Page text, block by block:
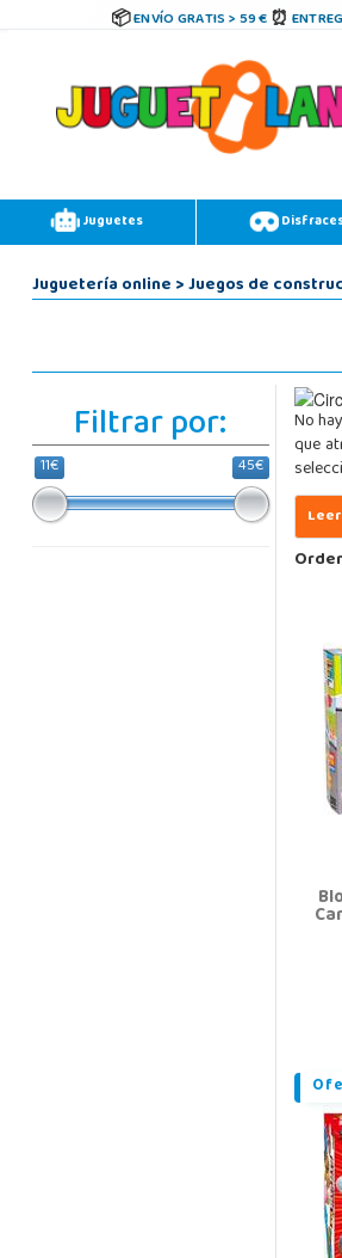
ENVÍO GRATIS > 59 €
Juguetes
Juguetería online>Juegos de
Filtrar por:
11€ 45€
No
que